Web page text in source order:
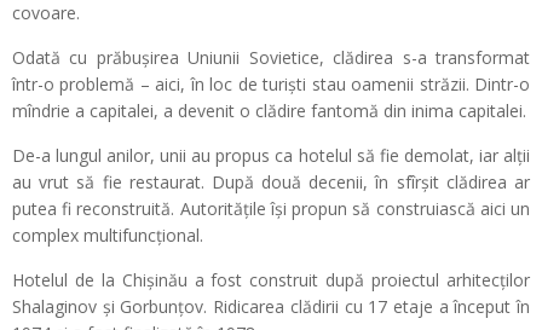
covoare.
Odată cu prăbușirea Uniunii Sovietice, clădirea s-a transformat
într-o problemă – aici, în loc de turiști stau oamenii străzii. Dintr-o
mîndrie a capitalei, a devenit o clădire fantomă din inima capitalei.
De-a lungul anilor, unii au propus ca hotelul să fie demolat, iar alții
au vrut să fie restaurat. După două decenii, în sfîrșit clădirea ar
putea fi reconstruită. Autoritățile își propun să construiască aici un
complex multifuncțional.
Hotelul de la Chișinău a fost construit după proiectul arhitecților
Shalaginov și Gorbunțov. Ridicarea clădirii cu 17 etaje a început în